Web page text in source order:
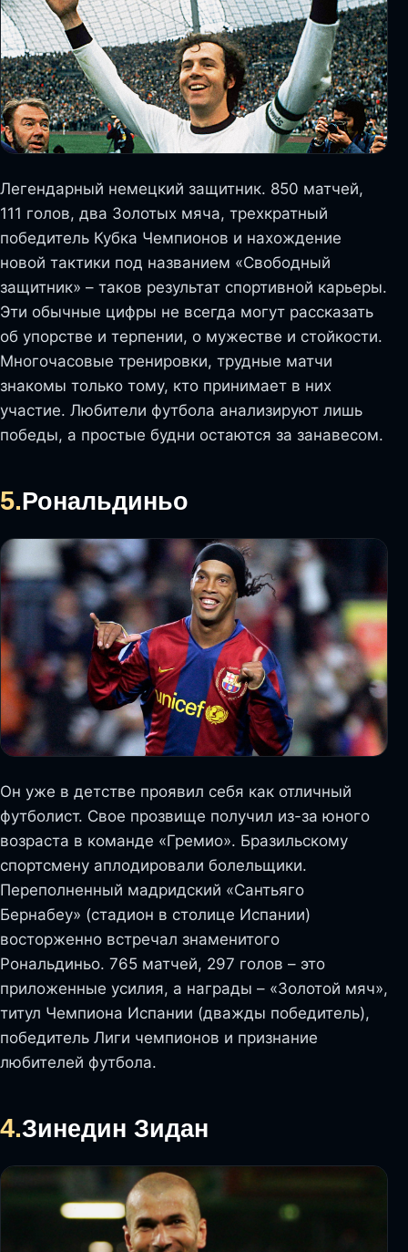
Легендарный немецкий защитник. 850 матчей,
111 голов, два Золотых мяча, трехкратный
победитель Кубка Чемпионов и нахождение
новой тактики под названием «Свободный
защитник» – таков результат спортивной карьеры.
Эти обычные цифры не всегда могут рассказать
об упорстве и терпении, о мужестве и стойкости.
Многочасовые тренировки, трудные матчи
знакомы только тому, кто принимает в них
участие. Любители футбола анализируют лишь
победы, а простые будни остаются за занавесом.
5.Рональдиньо
Он уже в детстве проявил себя как отличный
футболист. Свое прозвище получил из-за юного
возраста в команде «Гремио». Бразильскому
спортсмену аплодировали болельщики.
Переполненный мадридский «Сантьяго
Бернабеу» (стадион в столице Испании)
восторженно встречал знаменитого
Рональдиньо. 765 матчей, 297 голов – это
приложенные усилия, а награды – «Золотой мяч»,
титул Чемпиона Испании (дважды победитель),
победитель Лиги чемпионов и признание
любителей футбола.
4.Зинедин Зидан